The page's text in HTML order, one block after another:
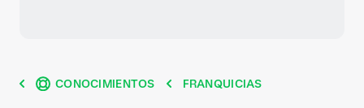
CONOCIMIENTOS FRANQUICIAS